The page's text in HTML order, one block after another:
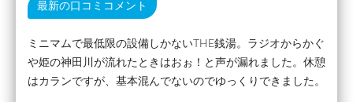
最新の口コミコメント
ミニマムで最低限の設備しかないTHE銭湯。ラジオからかぐ
や姫の神田川が流れたときはおぉ！と声が漏れました。休憩
はカランですが、基本混んでないのでゆっくりできました。